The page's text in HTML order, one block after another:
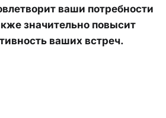
ваши потребности
значительно повысит
ваших встреч.